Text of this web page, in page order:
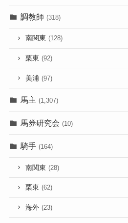
調教師 (318)
南関東 (128)
栗東 (92)
美浦 (97)
馬主 (1,307)
馬券研究会 (10)
騎手 (164)
南関東 (28)
栗東 (62)
海外 (23)